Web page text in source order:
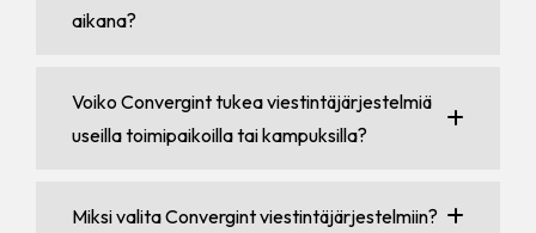
aikana?
Voiko Convergint tukea viestintäjärjestelmiä
useilla toimipaikoilla tai kampuksilla?
Miksi valita Convergint viestintäjärjestelmiin?